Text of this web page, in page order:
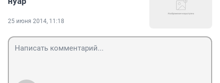
25 июня 2014, 11:18